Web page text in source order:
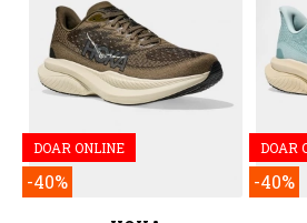
DOAR ONLINE
-40%
DOAR
-40%